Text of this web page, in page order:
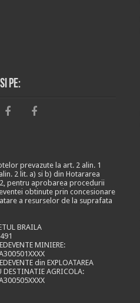
pe:
prevazute la art. 2 alin. 1
2 lit. a) si b) din Hotararea
pentru aprobarea procedurii
obtinute prin concesionare
a resurselor de la suprafata
BRAILA
MINIERE:
din EXPLOATAREA
DESTINATIE AGRICOLA: